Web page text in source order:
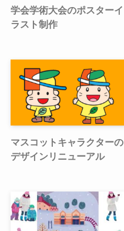
学会学術大会のポスターイ
ラスト制作
マスコットキャラクターの
デザインリニューアル